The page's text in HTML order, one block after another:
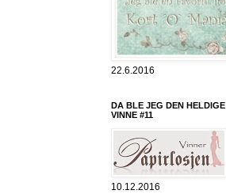
22.6.2016
DA BLE JEG DEN HELDIGE
VINNE #11
10.12.2016